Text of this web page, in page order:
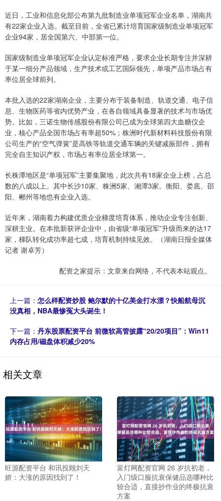
近日，工业和信息化部公布第九批制造业单项冠军企业名单，湖南共
有22家企业入选。截至目前，全省已累计培育国家级制造业单项冠军
企业94家，居全国第六、中部第一位。
国家级制造业单项冠军企业认定标准严格，要求企业长期专注并深耕
于某一细分产品领域，生产技术或工艺国际领先，单项产品市场占有
率位居全球前列。
本批入选的22家湖南企业，主要分布于装备制造、轨道交通、电子信
息、生物医药等省内优势产业，在各自领域具备显著的技术与市场优
势。比如，三诺生物传感股份有限公司已成为全球第四大血糖仪企
业，核心产品全国市场占有率超50%；株洲时代新材料科技股份有限
公司生产的“空气弹簧”是高铁等轨道交通车辆的关键减振部件，拥有
完全自主知识产权，市场占有率位居全球第一。
长株潭地区是“单项冠军”主要集聚地，此次共有18家企业上榜，占总
数的八成以上。其中长沙10家、株洲5家、湘潭3家。衡阳、娄底、邵
阳、郴州等地也有企业入选。
近年来，湖南着力构建优质企业梯度培育体系，推动企业专注创新、
深耕主业。在本批新获评企业中，由省级“单项冠军”升级而来的达17
家，梯队转化成功率超七成，培育机制持续见效。（湖南日报全媒体
记者 谢卓芳）
配资之家提示：文章来自网络，不代表本站观点。
上一篇： 怎么样配资炒股 鲍尔默的十亿美金打水漂？快船航母沉
没真相，NBA最惨冤大头诞生！
下一篇： 丹东股票配资平台 前微软高管披露“20/20项目”：Win11
内存占用/磁盘体积减少20%
相关文章
旺源配资平台 和讯投顾刘天
娇：大涨的原因找到了！
富灯网配资官网 26 岁抗初老，
入门级口服抗衰保健品选哪种比
较合适，直接抄作业的终极抗衰
方案